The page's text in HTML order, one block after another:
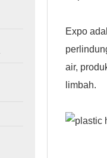
Expo
air,
limbah.